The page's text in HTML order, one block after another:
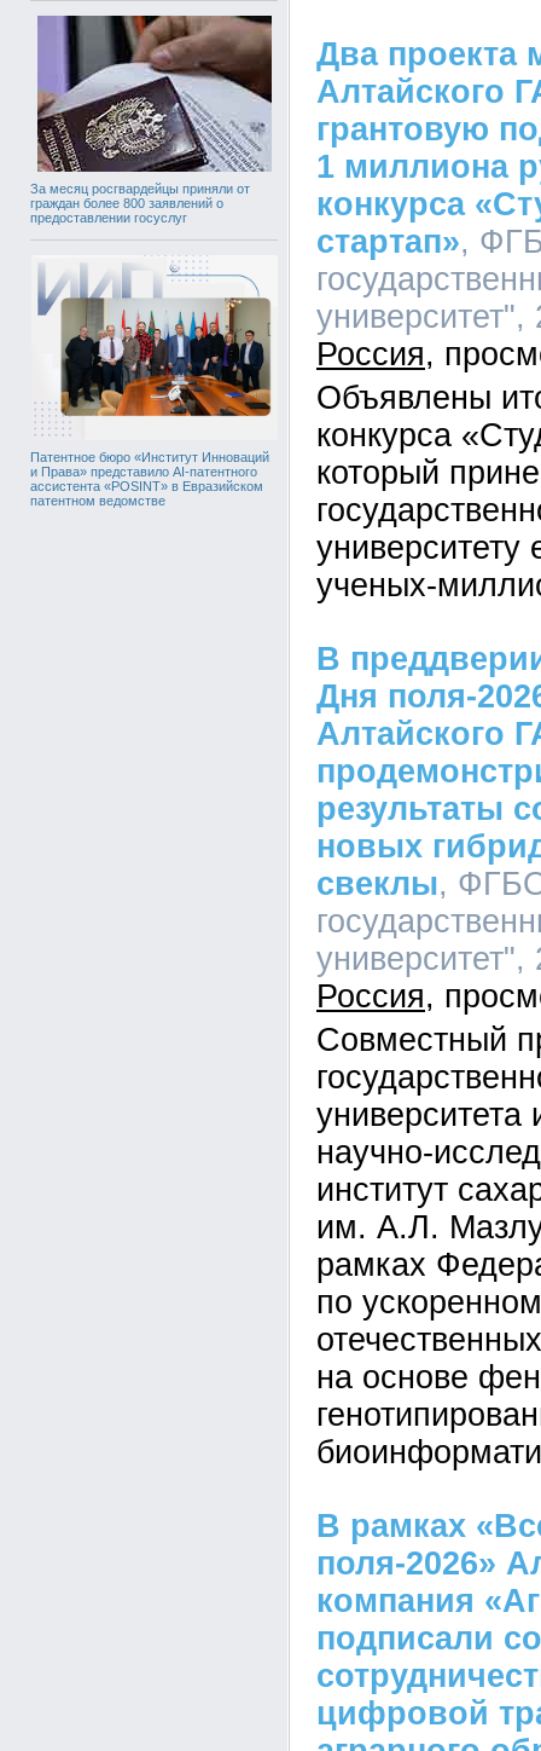
За месяц росгвардейцы приняли от
граждан более 800 заявлений о
предоставлении госуслуг
Патентное бюро «Институт Инноваций
и Права» представило AI-патентного
ассистента «POSINT» в Евразийском
патентном ведомстве
Два проекта
Алтайского
грантовую
1 миллиона
конкурса
стартап»,
Россия
Объявлены
конкурса
который
ученых-
В
Дня поля-
Алтайского
результаты
новых
свеклы,
Россия
Совместный
университета
научно-
институт
им. А.Л.
рамках
по
на основе
В рамках
поля-2026»
компания
подписали
цифровой